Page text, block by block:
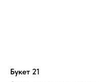
Букет 21